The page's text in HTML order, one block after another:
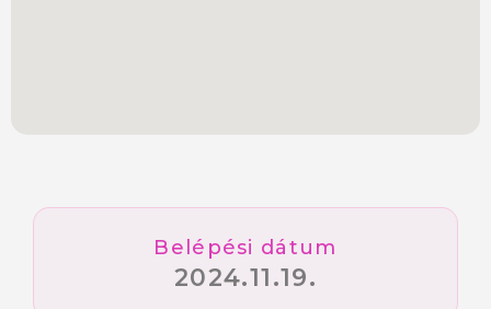
Belépési dátum
2024.11.19.